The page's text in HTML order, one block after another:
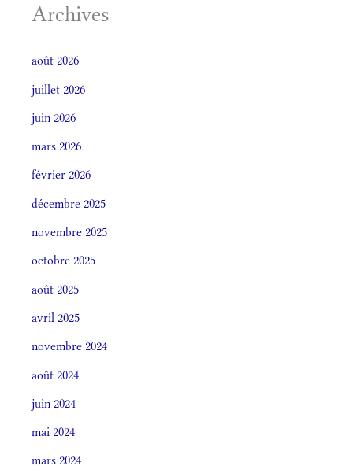
Archives
août 2026
juillet 2026
juin 2026
mars 2026
février 2026
décembre 2025
novembre 2025
octobre 2025
août 2025
avril 2025
novembre 2024
août 2024
juin 2024
mai 2024
mars 2024